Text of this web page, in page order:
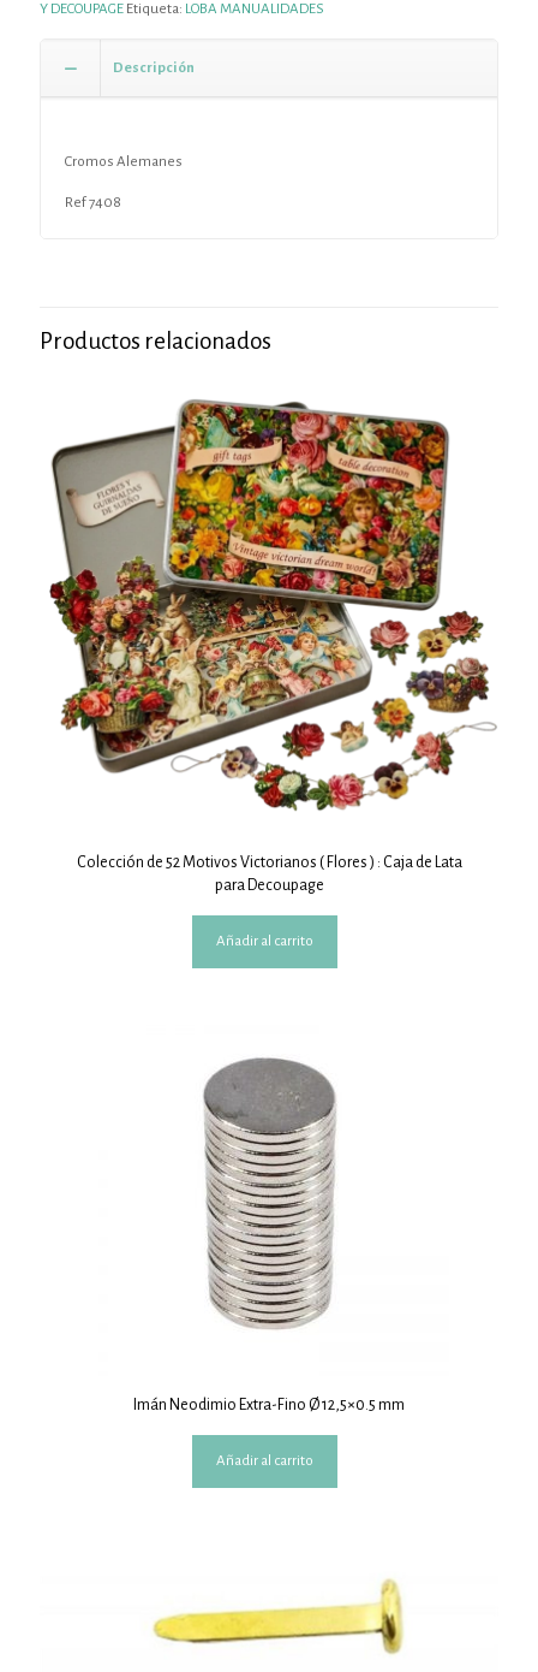
Y DECOUPAGE Etiqueta: LOBA MANUALIDADES
Descripción
Cromos Alemanes
Ref 7408
Productos relacionados
Colección de 52 Motivos Victorianos ( Flores ) : Caja de Lata
para Decoupage
Añadir al carrito
Imán Neodimio Extra-Fino Ø 12,5×0.5 mm
Añadir al carrito